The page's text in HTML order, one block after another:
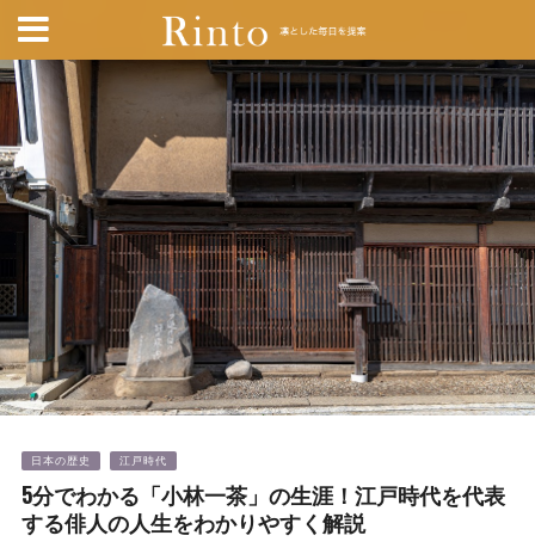
日本の歴史 江戸時代
5分でわかる「小林一茶」の生涯！江戸時代を代表
する俳人の人生をわかりやすく解説